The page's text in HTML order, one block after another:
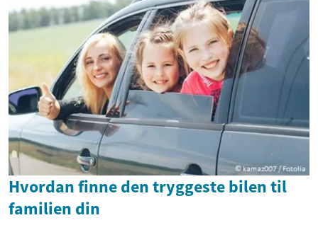
Hvordan finne den tryggeste bilen til
familien din